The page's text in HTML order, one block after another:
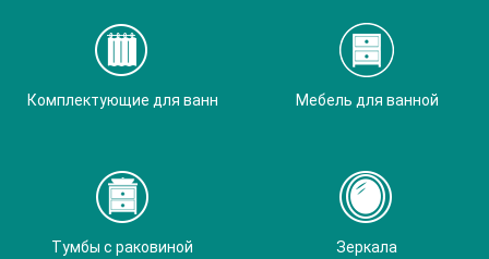
Комплектующие для ванн Мебель для ванной
Тумбы с раковиной Зеркала